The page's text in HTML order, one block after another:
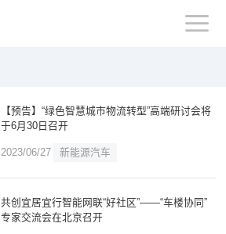
【预告】“绿色智慧城市物流转型”高端研讨会将
于6月30日召开
2023/06/27 新能源汽车
共创宜居宜行智能网联“好社区”——“车楼协同”
专家交流会在北京召开